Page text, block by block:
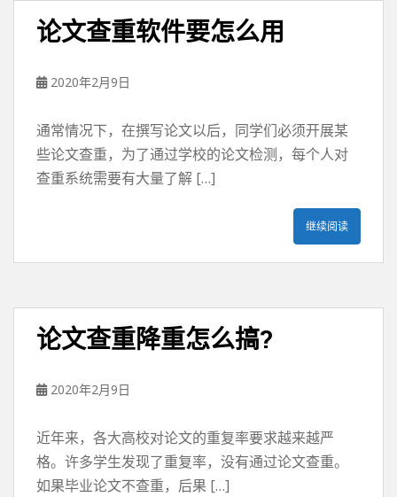
论文查重软件要怎么用
2020年2月9日
通常情况下，在撰写论文以后，同学们必须开展某
些论文查重，为了通过学校的论文检测，每个人对
查重系统需要有大量了解 […]
继续阅读
论文查重降重怎么搞?
2020年2月9日
近年来，各大高校对论文的重复率要求越来越严
格。许多学生发现了重复率，没有通过论文查重。
如果毕业论文不查重，后果 […]